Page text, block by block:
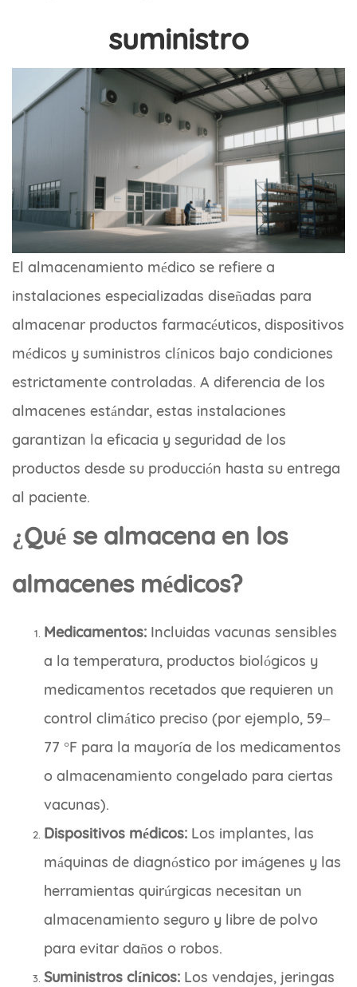
suministro
El almacenamiento médico se refiere a
instalaciones especializadas diseñadas para
almacenar productos farmacéuticos, dispositivos
médicos y suministros clínicos bajo condiciones
estrictamente controladas. A diferencia de los
almacenes estándar, estas instalaciones
garantizan la eficacia y seguridad de los
productos desde su producción hasta su entrega
al paciente.
¿Qué se almacena en los
almacenes médicos?
Medicamentos: Incluidas vacunas sensibles
a la temperatura, productos biológicos y
medicamentos recetados que requieren un
control climático preciso (por ejemplo, 59–
77 °F para la mayoría de los medicamentos
o almacenamiento congelado para ciertas
vacunas).
Dispositivos médicos: Los implantes, las
máquinas de diagnóstico por imágenes y las
herramientas quirúrgicas necesitan un
almacenamiento seguro y libre de polvo
para evitar daños o robos.
Suministros clínicos: Los vendajes, jeringas